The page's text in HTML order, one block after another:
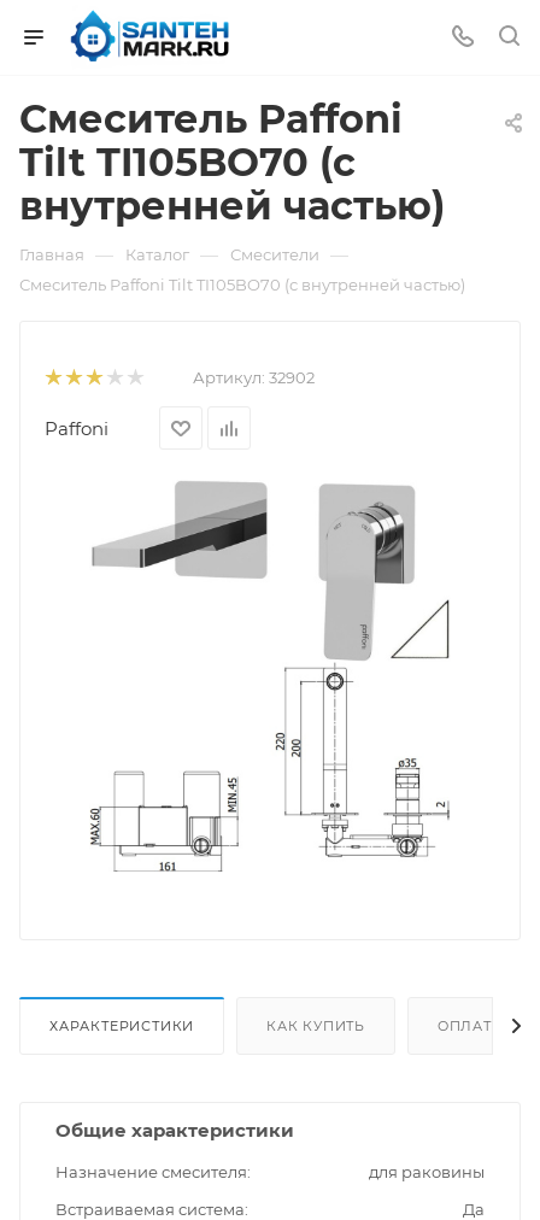
Смеситель Paffoni
Tilt TI105BO70 (с
внутренней частью)
Главная — Каталог — Смесители —
Смеситель Paffoni Tilt TI105BO70 (с внутренней частью)
Артикул: 32902
Paffoni
ХАРАКТЕРИСТИКИ КАК КУПИТЬ ОПЛАТА
Общие характеристики
Назначение смесителя
для раковины
Встраиваемая система
Да